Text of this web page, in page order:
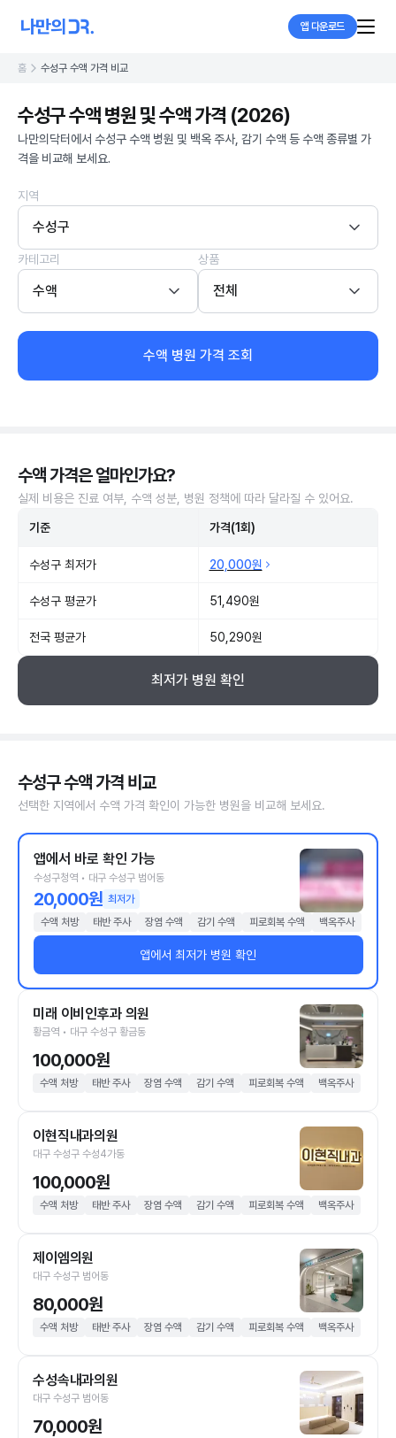
앱 다운로드
홈 수성구 수액 가격 비교
수성구 수액 병원 및 수액 가격 (2026)
나만의닥터에서 수성구 수액 병원 및 백옥 주사, 감기 수액 등 수액 종류별 가
격을 비교해 보세요.
지역
수성구
카테고리
수액
상품
전체
수액 병원 가격 조회
수액 가격은 얼마인가요?
실제 비용은 진료 여부, 수액 성분, 병원 정책에 따라 달라질 수 있어요.
기준 가격(1회)
수성구 최저가 20,000원
수성구 평균가 51,490원
전국 평균가 50,290원
최저가 병원 확인
수성구 수액 가격 비교
선택한 지역에서 수액 가격 확인이 가능한 병원을 비교해 보세요.
앱에서 바로 확인 가능
수성구청역 • 대구 수성구 범어동
20,000원 최저가
수액 처방
태반 주사 장염 수액 감기 수액 피로회복 수액 백옥주사
앱에서 최저가 병원 확인
미래 이비인후과 의원
황금역 • 대구 수성구 황금동
100,000원
수액 처방 태반 주사 장염 수액 감기 수액 피로회복 수액 백옥주사
이현직내과의원
대구 수성구 수성4가동
100,000원
수액 처방 태반 주사 장염 수액 감기 수액 피로회복 수액 백옥주사
제이엠의원
대구 수성구 범어동
80,000원
수액 처방 태반 주사 장염 수액 감기 수액 피로회복 수액 백옥주사
수성속내과의원
대구 수성구 범어동
70,000원